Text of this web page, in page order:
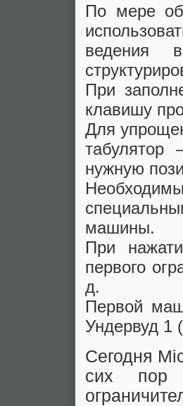
По мере
ведения
При
клавишу
Для
табулятор
нужную
машины.
При
первого
д.
Первой
Ундервуд 1
Сегодня
сих пор